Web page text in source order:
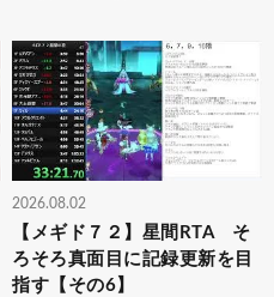
2026.08.02
【メギド７２】星間RTA そ
ろそろ真面目に記録更新を目
指す【その6】